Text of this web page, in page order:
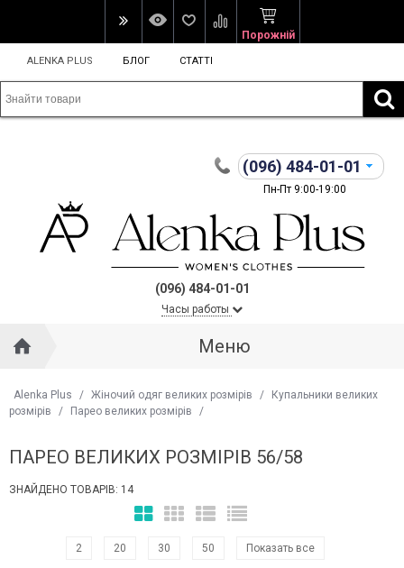
Порожній
ALENKA PLUS БЛОГ СТАТТІ
(096) 484-01-01
Пн-Пт 9:00-19:00
(096) 484-01-01
Часы работы
Меню
Alenka Plus / Жіночий одяг великих розмірів /
Купальники великих
розмірів
/ Парео великих розмірів /
ПАРЕО ВЕЛИКИХ РОЗМІРІВ 56/58
ЗНАЙДЕНО ТОВАРІВ: 14
2 20 30 50 Показать все